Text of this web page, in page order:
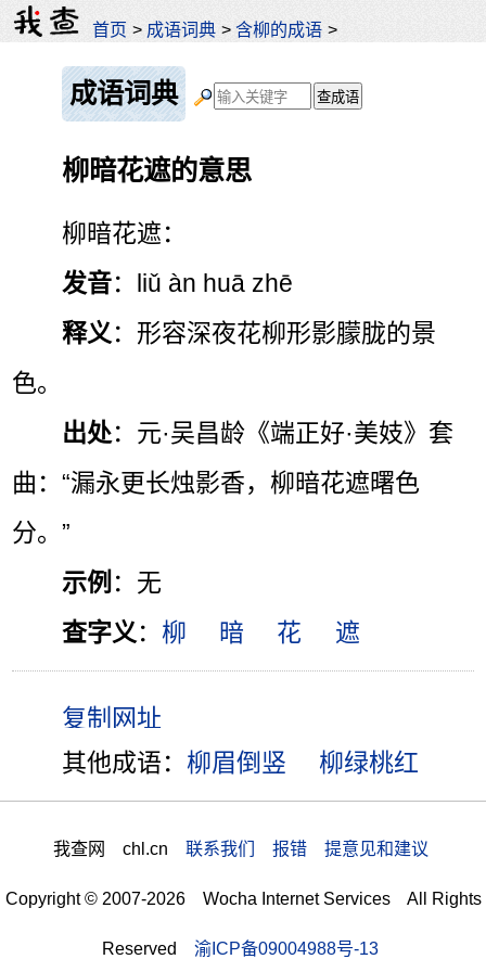
首页 > 成语词典 >含柳的成语 >
成语词典
柳暗花遮的意思
柳暗花遮：
发音：liǔ àn huā zhē
释义 ：形容深夜花柳形影朦胧的景
色。
出处：元·吴昌龄《端正好·美妓》套
曲：“漏永更长烛影香，柳暗花遮曙色
分。”
示例 ：无
查字义 ： 柳 暗 花 遮
其他成语： 柳眉倒竖 柳绿桃红
我查网 chl.cn 联系我们 报错 提意见和建议
Copyright © 2007-2026 Wocha Internet Services All Rights
Reserved 渝ICP备09004988号-13